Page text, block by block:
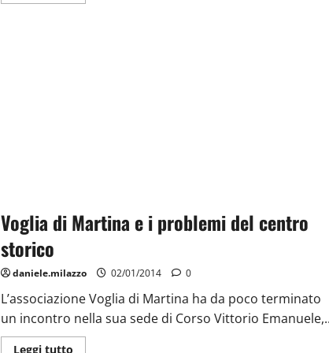
Voglia di Martina e i problemi del centro
storico
daniele.milazzo 02/01/2014 0
L’associazione Voglia di Martina ha da poco terminato
un incontro nella sua sede di Corso Vittorio
Leggi tutto